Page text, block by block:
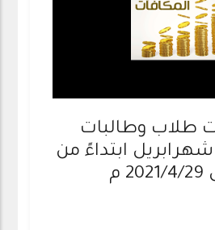
طلاب وطالبات
ابتداءً من